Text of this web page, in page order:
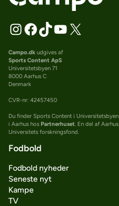
Campo.dkudgives af
Sports Content ApS
Universitetsbyen 71
8000 Aarhus C
Denmark
CVR-nr: 42457450
Du finder Sports Content i Universitetsbyen
i Aarhus hos Partnerhuset. En del af Aarhus
Universitets forskningsfond.
Fodbold
Fodbold nyheder
Seneste nyt
Kampe
TV